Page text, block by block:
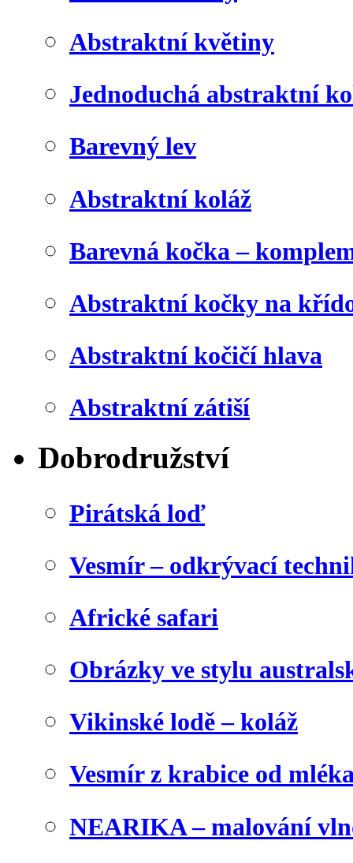
Abstraktní květiny
Jednoduchá abstraktní
Barevný lev
Abstraktní koláž
Barevná kočka –
Abstraktní kočky na
Abstraktní kočičí hlava
Abstraktní zátiší
Dobrodružství
Pirátská loď
Vesmír – odkrývací
Africké safari
Obrázky ve stylu
Vikinské lodě – koláž
Vesmír z krabice od
NEARIKA – malování